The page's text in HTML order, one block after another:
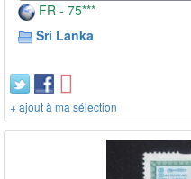
FR - 75***
Sri Lanka
+ ajout à ma sélection